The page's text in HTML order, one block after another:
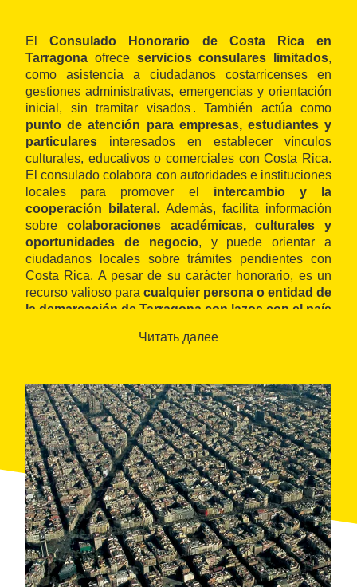
ElConsulado Honorario de Costa Rica en
Tarragona ofrece servicios consulares limitados,
como asistencia a ciudadanos costarricenses en
gestiones administrativas, emergencias y orientación
inicial, sin tramitar visados . También actúa como
punto de atención para empresas, estudiantes y
particulares interesados en establecer vínculos
culturales, educativos o comerciales con Costa Rica.
El consulado colabora con autoridades e instituciones
locales para promover el intercambio y la
cooperación bilateral . Además, facilita información
sobre colaboraciones académicas, culturales y
oportunidades de negocio, y puede orientar a
ciudadanos locales sobre trámites pendientes con
Costa Rica. A pesar de su carácter honorario, es un
recurso valioso para cualquier persona o entidad de
la demarcación de Tarragona con lazos con el país
Читать далее